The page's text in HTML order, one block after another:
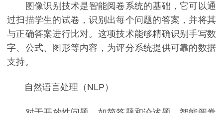
图像识别技术是智能阅卷系统的基础，它可以通
过扫描学生的试卷，识别出每个问题的答案，并将其
与正确答案进行比对。这项技术能够精确识别手写数
字、公式、图形等内容，为评分系统提供可靠的数据
支持。
自然语言处理（NLP）